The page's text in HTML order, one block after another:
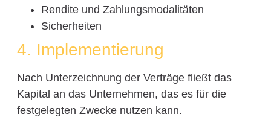
Rendite und Zahlungsmodalitäten
Sicherheiten
4. Implementierung
Nach Unterzeichnung der Verträge fließt das
Kapital an das Unternehmen, das es für die
festgelegten Zwecke nutzen kann.